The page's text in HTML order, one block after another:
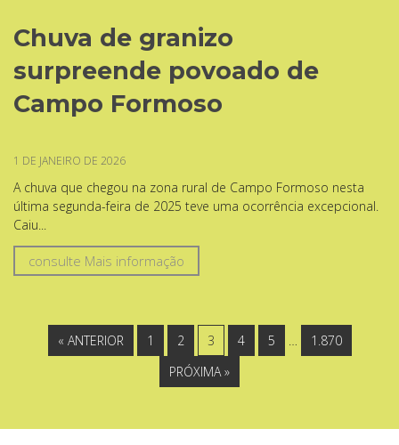
Chuva de granizo
surpreende povoado de
Campo Formoso
1 DE JANEIRO DE 2026
A chuva que chegou na zona rural de Campo Formoso nesta
última segunda-feira de 2025 teve uma ocorrência excepcional.
Caiu...
consulte Mais informação
« ANTERIOR 1 2 3 4 5 …
1.870
PRÓXIMA »